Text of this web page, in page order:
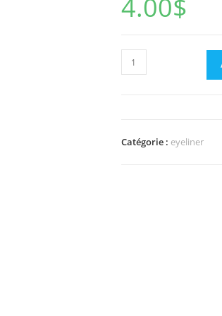
4.00$
quantité
de
Catégorie : eyeliner